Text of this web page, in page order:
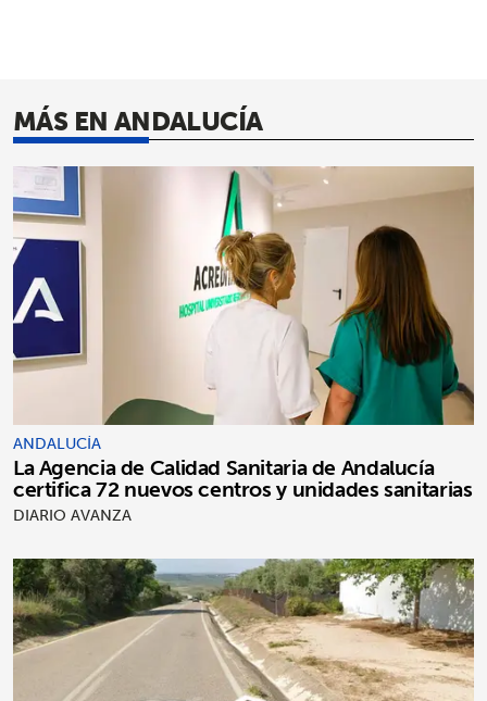
MÁS EN ANDALUCÍA
ANDALUCÍA
La Agencia de Calidad Sanitaria de Andalucía
certifica 72 nuevos centros y unidades sanitarias
DIARIO AVANZA